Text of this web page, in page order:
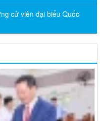
cử viên đại biểu Quốc